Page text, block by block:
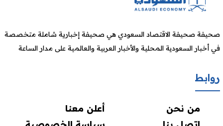
صحيفة صحيفة الاقتصاد السعودي هي صحيفة إخبارية شاملة متخصصة
في أخبار السعودية المحلية والأخبار العربية والعالمية على مدار الساعة
روابط
من نحن
أعلن معنا